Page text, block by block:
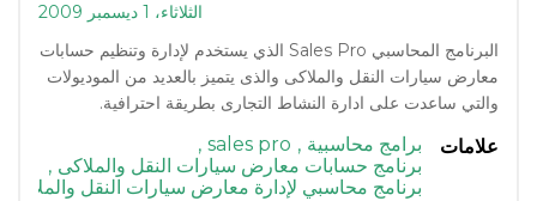
الثلاثاء، 1 ديسمبر 2009
البرنامج المحاسبي Sales Pro الذي يستخدم لإدارة وتنظيم حسابات
معارض سيارات النقل والملاكى والذى يتميز بالعديد من الموديولات
والتي ساعدت على ادارة النشاط التجارى بطريقة احترافية.
علامات برامج محاسبية ,
sales pro
,
برنامج حسابات معارض سيارات النقل والملاكى ,
برنامج محاسبي لإدارة معارض سيارات النقل والملاكى